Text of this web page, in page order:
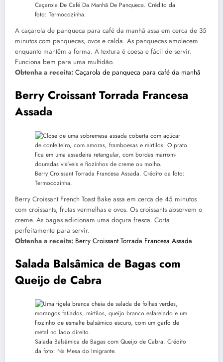
Caçarola De Café Da Manhã De Panqueca. Crédito da
foto: Termocozinha.
A caçarola de panqueca para café da manhã assa em cerca de 35
minutos com panquecas, ovos e calda. As panquecas amolecem
enquanto mantêm a forma. A textura é coesa e fácil de servir.
Funciona bem para uma multidão.
Obtenha a receita: Caçarola de panqueca para café da manhã
Berry Croissant Torrada Francesa
Assada
Berry Croissant Torrada Francesa Assada. Crédito da foto:
Termocozinha.
Berry Croissant French Toast Bake assa em cerca de 45 minutos
com croissants, frutas vermelhas e ovos. Os croissants absorvem o
creme. As bagas adicionam uma doçura fresca. Corta
perfeitamente para servir.
Obtenha a receita: Berry Croissant Torrada Francesa Assada
Salada Balsâmica de Bagas com
Queijo de Cabra
Salada Balsâmica de Bagas com Queijo de Cabra. Crédito
da foto: Na Mesa do Imigrante.